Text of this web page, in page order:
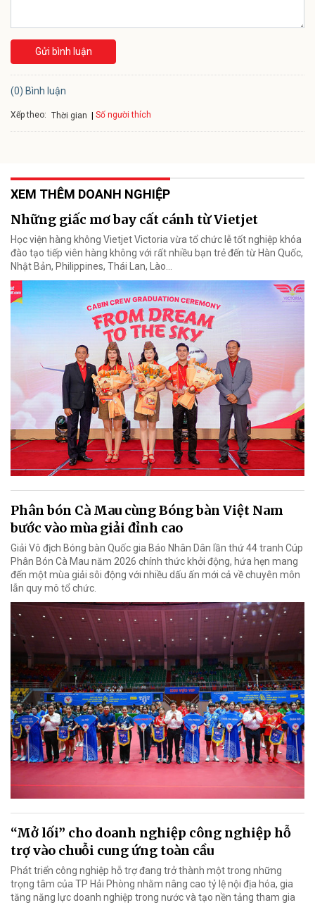
Gửi bình luận
(0) Bình luận
Xếp theo: Thời gian Số người thích
XEM THÊM DOANH NGHIỆP
Những giấc mơ bay cất cánh từ Vietjet
Học viện hàng không Vietjet Victoria vừa tổ chức lễ tốt nghiệp khóa
đào tạo tiếp viên hàng không với rất nhiều bạn trẻ đến từ Hàn Quốc,
Nhật Bản, Philippines, Thái Lan, Lào…
Phân bón Cà Mau cùng Bóng bàn Việt Nam
bước vào mùa giải đỉnh cao
Giải Vô địch Bóng bàn Quốc gia Báo Nhân Dân lần thứ 44 tranh Cúp
Phân Bón Cà Mau năm 2026 chính thức khởi động, hứa hẹn mang
đến một mùa giải sôi động với nhiều dấu ấn mới cả về chuyên môn
lẫn quy mô tổ chức.
“Mở lối” cho doanh nghiệp công nghiệp hỗ
trợ vào chuỗi cung ứng toàn cầu
Phát triển công nghiệp hỗ trợ đang trở thành một trong những
trọng tâm của TP Hải Phòng nhằm nâng cao tỷ lệ nội địa hóa, gia
tăng năng lực doanh nghiệp trong nước và tạo nền tảng tham gia